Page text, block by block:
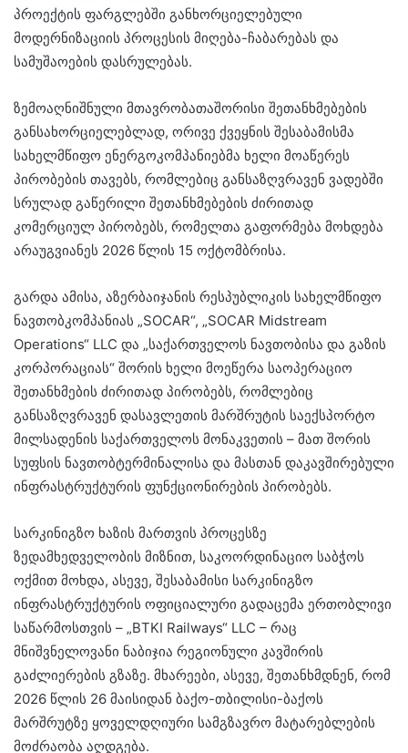
პროექტის ფარგლებში განხორციელებული
მოდერნიზაციის პროცესის მიღება-ჩაბარებას და
სამუშაოების დასრულებას.
ზემოაღნიშნული მთავრობათაშორისი შეთანხმებების
განსახორციელებლად, ორივე ქვეყნის შესაბამისმა
სახელმწიფო ენერგოკომპანიებმა ხელი მოაწერეს
პირობების თავებს, რომლებიც განსაზღვრავენ ვადებში
სრულად გაწერილი შეთანხმებების ძირითად
კომერციულ პირობებს, რომელთა გაფორმება მოხდება
არაუგვიანეს 2026 წლის 15 ოქტომბრისა.
გარდა ამისა, აზერბაიჯანის რესპუბლიკის სახელმწიფო
ნავთობკომპანიას „SOCAR“, „SOCAR Midstream
Operations“ LLC და „საქართველოს ნავთობისა და გაზის
კორპორაციას“ შორის ხელი მოეწერა საოპერაციო
შეთანხმების ძირითად პირობებს, რომლებიც
განსაზღვრავენ დასავლეთის მარშრუტის საექსპორტო
მილსადენის საქართველოს მონაკვეთის – მათ შორის
სუფსის ნავთობტერმინალისა და მასთან დაკავშირებული
ინფრასტრუქტურის ფუნქციონირების პირობებს.
სარკინიგზო ხაზის მართვის პროცესზე
ზედამხედველობის მიზნით, საკოორდინაციო საბჭოს
ოქმით მოხდა, ასევე, შესაბამისი სარკინიგზო
ინფრასტრუქტურის ოფიციალური გადაცემა ერთობლივი
საწარმოსთვის – „BTKI Railways“ LLC – რაც
მნიშვნელოვანი ნაბიჯია რეგიონული კავშირის
გაძლიერების გზაზე. მხარეები, ასევე, შეთანხმდნენ, რომ
2026 წლის 26 მაისიდან ბაქო-თბილისი-ბაქოს
მარშრუტზე ყოველდღიური სამგზავრო მატარებლების
მოძრაობა აღდგება.